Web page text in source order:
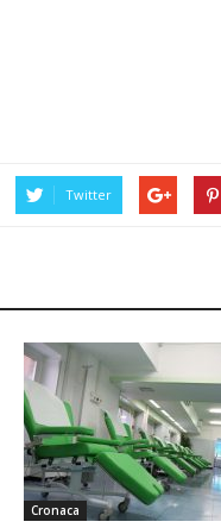
Twitter
Cronaca